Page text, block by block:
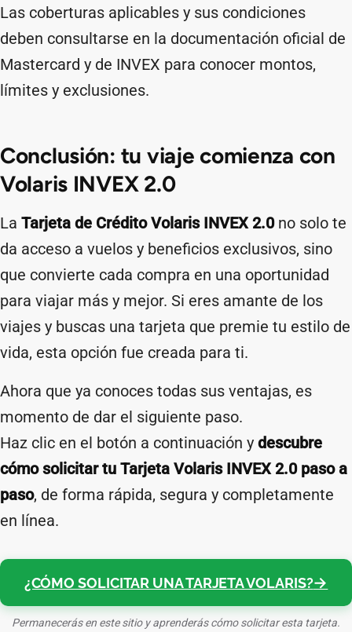
Las coberturas aplicables y sus condiciones
deben consultarse en la documentación oficial de
Mastercard y de INVEX para conocer montos,
límites y exclusiones.
Conclusión: tu viaje comienza con
Volaris INVEX 2.0
La Tarjeta de Crédito Volaris INVEX 2.0no solo te
da acceso a vuelos y beneficios exclusivos, sino
que convierte cada compra en una oportunidad
para viajar más y mejor. Si eres amante de los
viajes y buscas una tarjeta que premie tu estilo de
vida, esta opción fue creada para ti.
Ahora que ya conoces todas sus ventajas, es
momento de dar el siguiente paso.
Haz clic en el botón a continuación y descubre
cómo solicitar tu Tarjeta Volaris INVEX 2.0 paso a
paso, de forma rápida, segura y completamente
en línea.
¿CÓMO SOLICITAR UNA TARJETA VOLARIS?
Permanecerás en este sitio y aprenderás cómo solicitar esta tarjeta.